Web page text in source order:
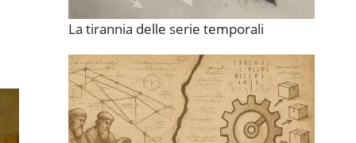
La tirannia delle serie temporali